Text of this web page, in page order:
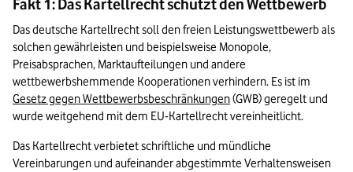
Fakt 1: Das Kartellrecht schützt den Wettbewerb
Das deutsche Kartellrecht soll den freien Leistungswettbewerb als
solchen gewährleisten und beispielsweise Monopole,
Preisabsprachen, Marktaufteilungen und andere
Gesetz gegen Wettbewerbsbeschränkungen (GWB) geregelt und
wurde weitgehend mit dem EU-Kartellrecht vereinheitlicht.
Das Kartellrecht verbietet schriftliche und mündliche
Vereinbarungen und aufeinander abgestimmte Verhaltensweisen